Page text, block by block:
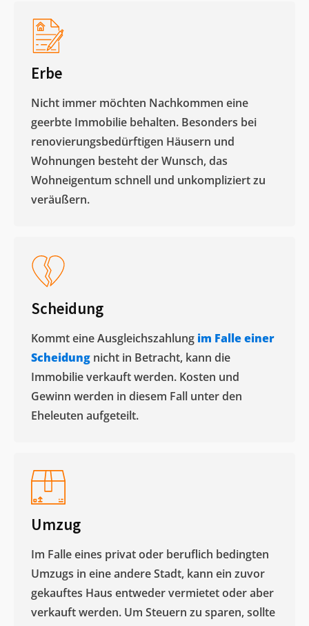
Erbe
Nicht immer möchten Nachkommen eine
geerbte Immobilie behalten. Besonders bei
renovierungsbedürftigen Häusern und
Wohnungen besteht der Wunsch, das
Wohneigentum schnell und unkompliziert zu
veräußern. ​
Scheidung
Kommt eine Ausgleichszahlung im Falle einer
Scheidung nicht in Betracht, kann die
Immobilie verkauft werden. Kosten und
Gewinn werden in diesem Fall unter den
Eheleuten aufgeteilt.​
Umzug
Im Falle eines privat oder beruflich bedingten
Umzugs in eine andere Stadt, kann ein zuvor
gekauftes Haus entweder vermietet oder aber
verkauft werden. Um Steuern zu sparen, sollte